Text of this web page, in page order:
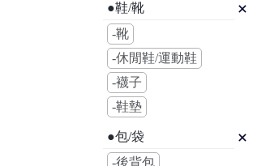
●鞋/靴
-靴
-休閒鞋/運動鞋
-襪子
-鞋墊
●包/袋
-後背包